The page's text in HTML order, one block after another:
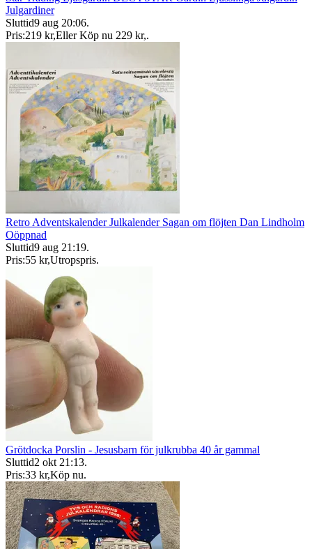
Julgardiner
Sluttid9 aug 20:06.
Pris:219 kr,Eller Köp nu 229 kr,.
Retro Adventskalender Julkalender Sagan om flöjten Dan Lindholm
Oöppnad
Sluttid9 aug 21:19.
Pris:55 kr,Utropspris.
Grötdocka Porslin - Jesusbarn för julkrubba 40 år gammal
Sluttid2 okt 21:13.
Pris:33 kr,Köp nu.